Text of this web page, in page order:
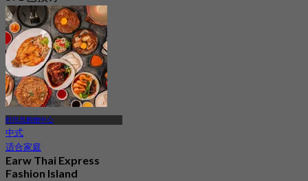
起฿ 450
时尚岛购物中心
中式
适合家庭
Earw Thai Express
Fashion Island